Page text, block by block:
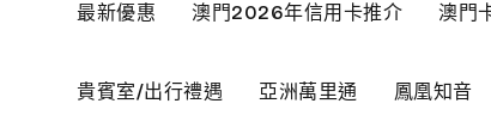
最新優惠 澳門2026年信用卡推介 澳門
貴賓室/出行禮遇 亞洲萬里通 鳳凰知音